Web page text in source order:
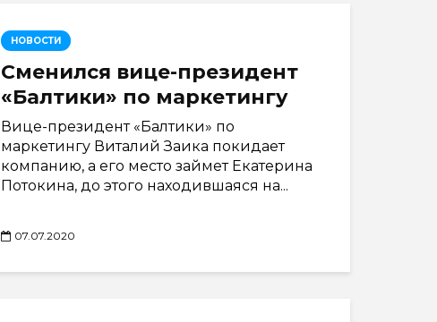
НОВОСТИ
Сменился вице-президент
«Балтики» по маркетингу
Вице-президент «Балтики» по
маркетингу Виталий Заика покидает
компанию, а его место займет Екатерина
Потокина, до этого находившаяся на...
07.07.2020